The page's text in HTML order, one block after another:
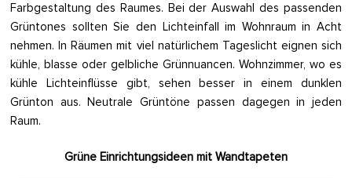
Farbgestaltung des Raumes. Bei der Auswahl des passenden
Grüntones sollten Sie den Lichteinfall im Wohnraum in Acht
nehmen. In Räumen mit viel natürlichem Tageslicht eignen sich
kühle, blasse oder gelbliche Grünnuancen. Wohnzimmer, wo es
kühle Lichteinflüsse gibt, sehen besser in einem dunklen
Grünton aus. Neutrale Grüntöne passen dagegen in jeden
Raum.
Grüne Einrichtungsideen mit Wandtapeten